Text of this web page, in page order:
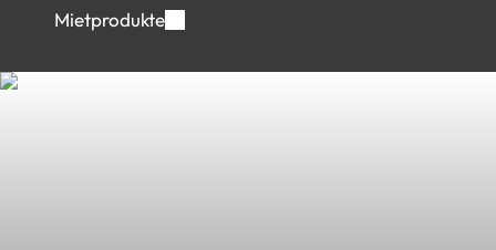
Mietprodukte
Klimageräte